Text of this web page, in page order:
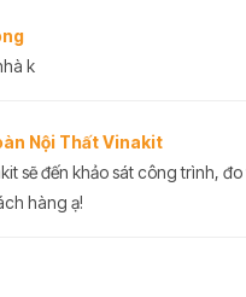
k
Nội Thất Vinakit
sẽ đến khảo sát công trình, đo
hàng ạ!